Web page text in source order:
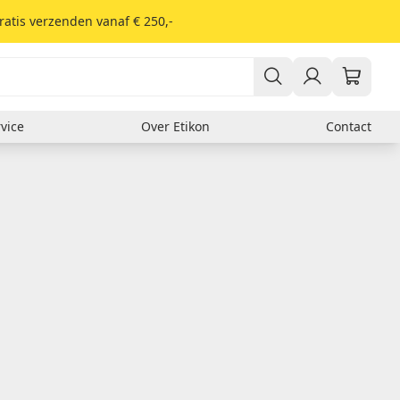
verzenden vanaf € 250,-
Er zitten nog geen producten in je winkelwagen.
Over Etikon Contact